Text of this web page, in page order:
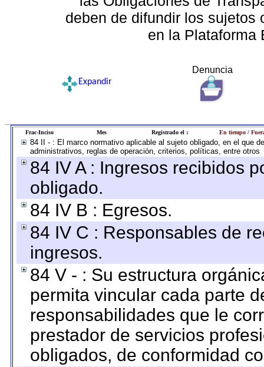
deben de difundir los sujetos
en la Plataforma
Denuncia
Expandir
Frac-Inciso Mes Registrado el : En tiempo /
84 II - : El marco normativo aplicable al sujeto obligado, en el que
administrativos, reglas de operación, criterios, políticas, entre otros
84 IV A : Ingresos recibidos
obligado.
84 IV B : Egresos.
84 IV C : Responsables de
ingresos.
84 V - : Su estructura
permita vincular cada parte
responsabilidades que le
prestador de servicios
obligados, de conformidad